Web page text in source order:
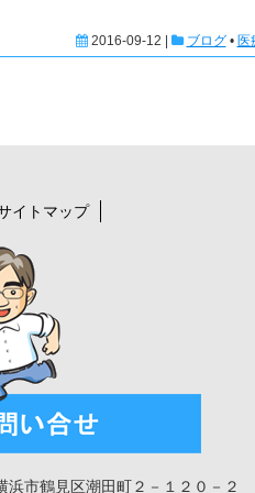
2016-09-12 | ブログ• 医
イトマップ
市鶴見区潮田町２－１２０－２